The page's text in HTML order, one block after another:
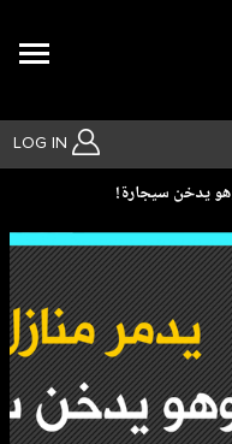
LOG IN
بحث متقدم
يدخن سيجارة!